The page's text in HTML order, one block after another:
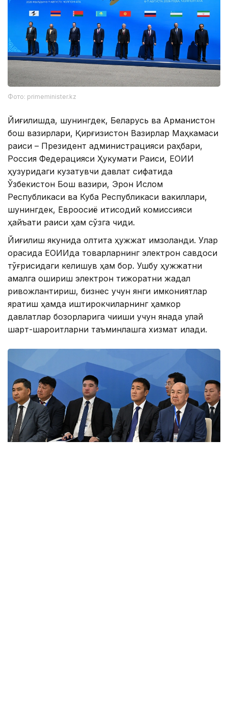
Фото: primeminister.kz
Йиғилишда, шунингдек, Беларусь ва Арманистон
бош вазирлари, Қирғизистон Вазирлар Маҳкамаси
раиси – Президент администрацияси раҳбари,
Россия Федерацияси Ҳукумати Раиси, ЕОИИ
ҳузуридаги кузатувчи давлат сифатида
Ўзбекистон Бош вазири, Эрон Ислом
Республикаси ва Куба Республикаси вакиллари,
шунингдек, Евроосиё иқтисодий комиссияси
ҳайъати раиси ҳам сўзга чиқди.
Йиғилиш якунида олтита ҳужжат имзоланди. Улар
орасида ЕОИИда товарларнинг электрон савдоси
тўғрисидаги келишув ҳам бор. Ушбу ҳужжатни
амалга ошириш электрон тижоратни жадал
ривожлантириш, бизнес учун янги имкониятлар
яратиш ҳамда иштирокчиларнинг ҳамкор
давлатлар бозорларига чиқиши учун янада қулай
шарт-шароитларни таъминлашга хизмат қилади.